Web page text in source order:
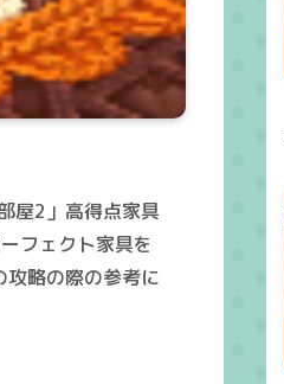
屋2」高得点家具
フェクト家具を
略の際の参考に